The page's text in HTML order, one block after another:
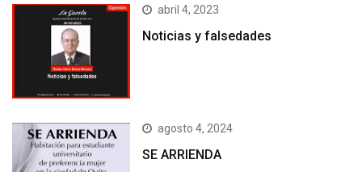
abril 4, 2023
Noticias y falsedades
agosto 4, 2024
SE ARRIENDA